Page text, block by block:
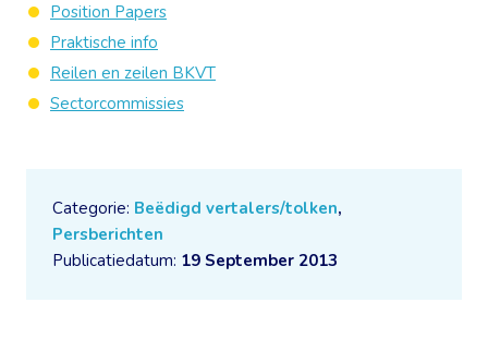
Categorie: Beëdigd vertalers/tolken,
Persberichten
Publicatiedatum: 19 September 2013
Position Papers
Praktische info
Reilen en zeilen BKVT
Sectorcommissies